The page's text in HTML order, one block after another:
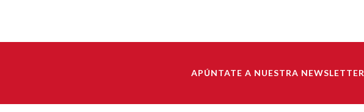
APÚNTATE A NUESTRA NEWSLETTER